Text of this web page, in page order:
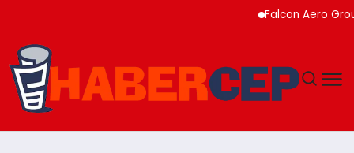
Falcon Aero Group,